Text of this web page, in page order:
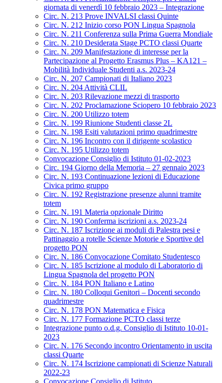
giornata di venerdì 10 febbraio 2023 – Integrazione
Circ. N. 213 Prove INVALSI classi Quinte
Circ. N. 212 Inizio corso PON Lingua Spagnola
Circ. N. 211 Conferenza sulla Prima Guerra Mondiale
Circ. N. 210 Desiderata Stage PCTO classi Quarte
Circ. N. 209 Manifestazione di interesse per la
Partecipazione al Progetto Erasmus Plus – KA121 –
Mobilità Individuale Studenti a.s. 2023-24
Circ. N. 207 Campionati di Italiano 2023
Circ. N. 204 Attività CLIL
Circ. N. 203 Rilevazione mezzi di trasporto
Circ. N. 202 Proclamazione Sciopero 10 febbraio 2023
Circ. N. 200 Utilizzo totem
Circ. N. 199 Riunione Studenti classe 2L
Circ. N. 198 Esiti valutazioni primo quadrimestre
Circ. N. 196 Incontro con il dirigente scolastico
Circ. N. 195 Utilizzo totem
Convocazione Consiglio di Istituto 01-02-2023
Circ. 194 Giorno della Memoria – 27 gennaio 2023
Circ. N. 193 Continuazione lezioni di Educazione
Civica primo gruppo
Circ. N. 192 Registrazione presenze alunni tramite
totem
Circ. N. 191 Materia opzionale Diritto
Circ. N. 190 Conferma iscrizioni a.s. 2023-24
Circ. N. 187 Iscrizione ai moduli di Palestra pesi e
Pattinaggio a rotelle Scienze Motorie e Sportive del
progetto PON
Circ. N. 186 Convocazione Comitato Studentesco
Circ. N. 185 Iscrizione al modulo di Laboratorio di
Lingua Spagnola del progetto PON
Circ. N. 184 PON Italiano e Latino
Circ. N. 180 Colloqui Genitori – Docenti secondo
quadrimestre
Circ. N. 178 PON Matematica e Fisica
Circ. N. 177 Formazione PCTO classi terze
Integrazione punto o.d.g. Consiglio di Istituto 10-01-
2023
Circ. N. 176 Secondo incontro Orientamento in uscita
classi Quarte
Circ. N. 174 Iscrizione campionati di Scienze Naturali
2022-23